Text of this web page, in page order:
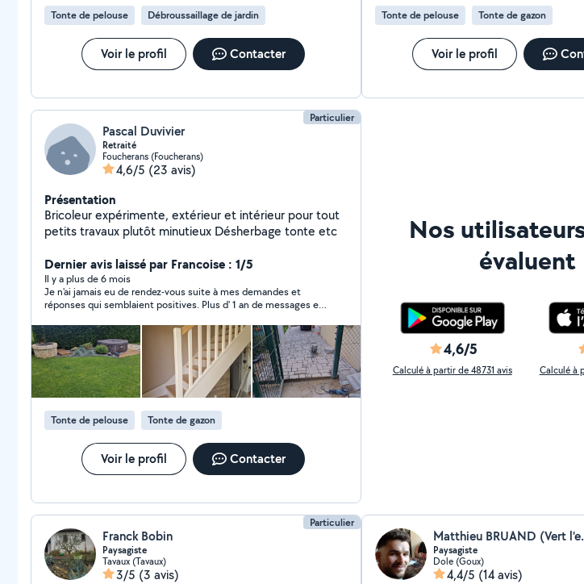
Tonte de pelouse Débroussaillage de jardin
Voir le profil Contacter
Tonte de pelouse Tonte de gazon
Voir le profil
Particulier
Pascal Duvivier
Retraité
Foucherans (Foucherans)
4,6/5 (23 avis)
Présentation
Bricoleur expérimente, extérieur et intérieur pour tout
petits travaux plutôt minutieux Désherbage tonte etc
Dernier avis laissé par Francoise : 1/5
Il y a plus de 6 mois
Je n'ai jamais eu de rendez-vous suite à mes demandes et
réponses qui semblaient positives. Plus d' 1 an de messages et
Tonte de pelouse Tonte de gazon
Voir le profil Contacter
Nos
évaluent
4,6/5
Calculé à partir de 48731 avis Calculé à
Particulier
Franck Bobin
Paysagiste
Tavaux (Tavaux)
3/5 (3 avis)
Paysagiste
Dole (Goux)
4,4/5 (14 avis)